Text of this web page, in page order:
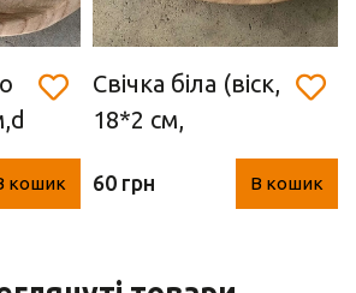
кошик
Свічка біла (віск,
18*2 см,
60 грн В кошик